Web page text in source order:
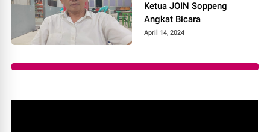
Ketua JOIN Soppeng
Angkat Bicara
April 14, 2024